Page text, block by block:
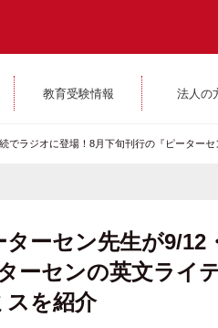
教育受験情報 法人の
ラジオに登場！8月下旬刊行の『ピーター
ーセン先生が9/12
ーセンの英文ライ
スを紹介